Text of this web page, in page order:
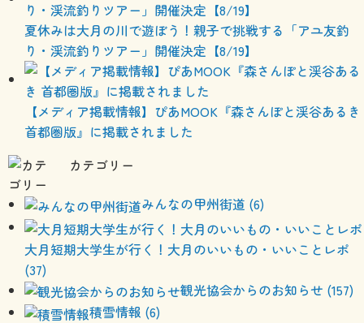
夏休みは大月の川で遊ぼう！親子で挑戦する「アユ友釣
り・渓流釣りツアー」開催決定【8/19】
【メディア掲載情報】ぴあMOOK『森さんぽと渓谷あるき
首都圏版』に掲載されました
カテゴリー
みんなの甲州街道 (6)
大月短期大学生が行く！大月のいいもの・いいことレポ
(37)
観光協会からのお知らせ (157)
積雪情報 (6)